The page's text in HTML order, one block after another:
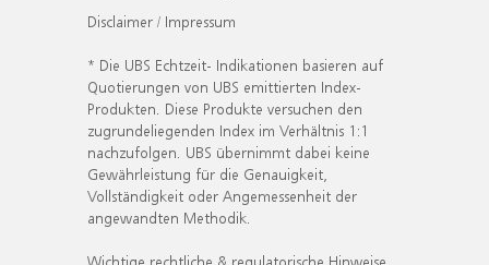
Disclaimer / Impressum
* Die UBS Echtzeit- Indikationen basieren auf
Quotierungen von UBS emittierten Index-
Produkten. Diese Produkte versuchen den
zugrundeliegenden Index im Verhältnis 1:1
nachzufolgen. UBS übernimmt dabei keine
Gewährleistung für die Genauigkeit,
Vollständigkeit oder Angemessenheit der
angewandten Methodik.